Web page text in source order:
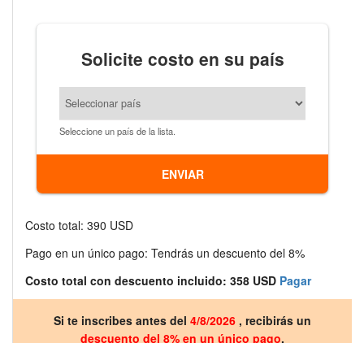
Solicite costo en su país
Seleccione un país de la lista.
Costo total: 390 USD
Pago en un único pago: Tendrás un descuento del 8%
Costo total con descuento incluido: 358 USD Pagar
Si te inscribes antes del 4/8/2026 , recibirás un
descuento del 8% en un único pago.